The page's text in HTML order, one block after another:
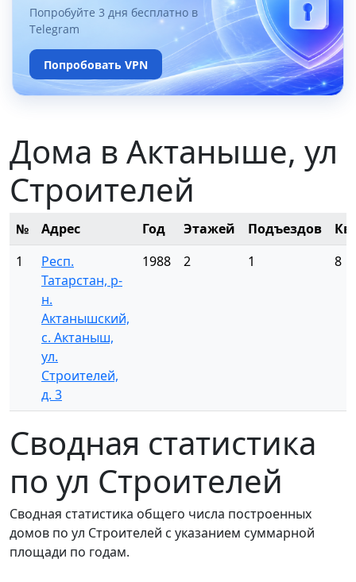
Попробуйте 3 дня бесплатно в
Telegram
Попробовать VPN
Дома в Актаныше, ул
Строителей
№ Адрес Год Этажей Подъездов
1
Респ.
Татарстан, р-
н.
Актанышский,
с. Актаныш,
ул.
Строителей,
д. 3
1988 2 1 8
Сводная статистика
по ул Строителей
Сводная статистика общего числа построенных
домов по ул Строителей с указанием суммарной
площади по годам.